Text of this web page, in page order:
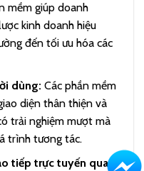
mềm giúp doanh
kinh doanh hiệu
đến tối ưu hóa các
dùng: Các phần mềm
diện thân thiện và
trải nghiệm mượt mà
trình tương tác.
tiếp trực tuyến qua